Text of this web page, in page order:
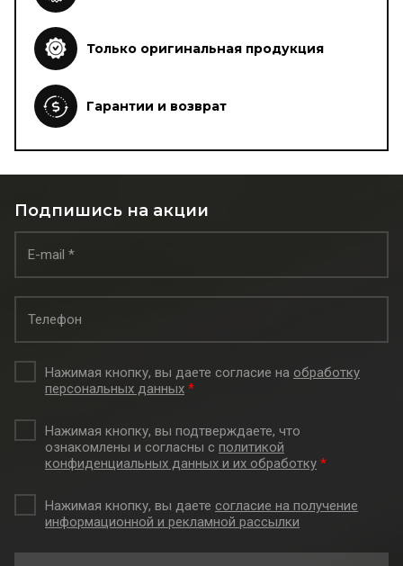
Только оригинальная продукция
Гарантии и возврат
Подпишись на акции
Нажимая кнопку, вы даете согласие на обработку
персональных данных *
Нажимая кнопку, вы подтверждаете, что
ознакомлены и согласны с политикой
конфиденциальных данных и их обработку *
Нажимая кнопку, вы даете согласие на получение
информационной и рекламной рассылки